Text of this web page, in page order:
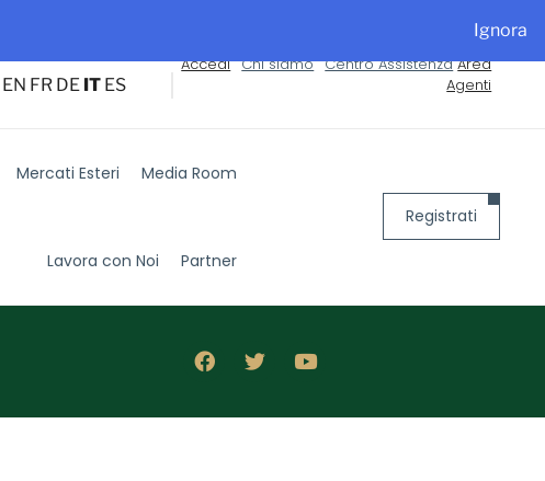
Ignora
EN FR DE IT ES
Accedi Chi siamo Centro Assistenza Area
Agenti
Mercati Esteri Media Room
Lavora con Noi Partner
Registrati